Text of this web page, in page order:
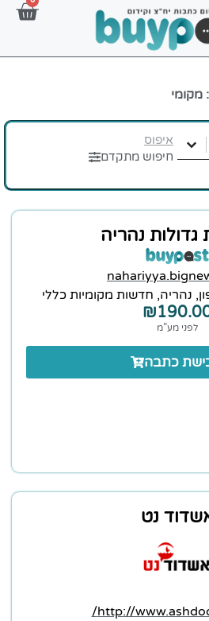
מקומי
אתראיפוס
חיפוש מתקדם
נהריה
, נהריה, חדשות מקומיות כללי
₪
לפני מע”מ
כתבה
נט
http://